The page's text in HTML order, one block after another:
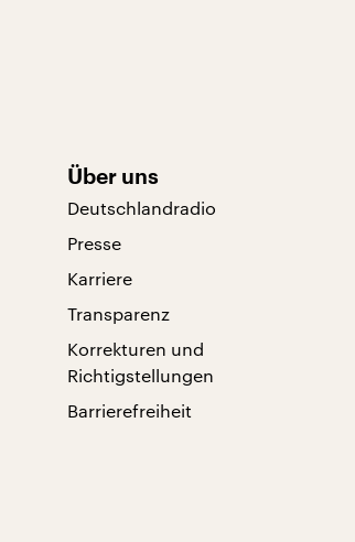
Über uns
Deutschlandradio
Presse
Karriere
Transparenz
Korrekturen und
Richtigstellungen
Barrierefreiheit